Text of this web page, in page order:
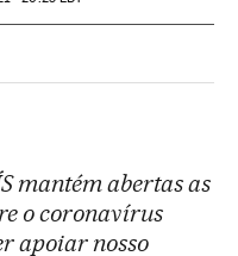
mantém abertas as
o coronavírus
apoiar nosso